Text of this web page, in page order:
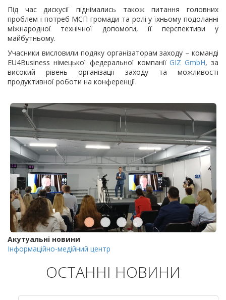
Під час дискусії піднімались також питання головних
проблем і потреб МСП громади та ролі у їхньому подоланні
міжнародної технічної допомоги, її перспективи у
майбутньому.
Учасники висловили подяку організаторам заходу – команді
EU4Business німецької федеральної компаніїGIZ GmbH, за
високий рівень організації заходу та можливості
продуктивної роботи на конференції.
Акутуальні новини
Інформаційно-медійний центр
ОСТАННІ НОВИНИ